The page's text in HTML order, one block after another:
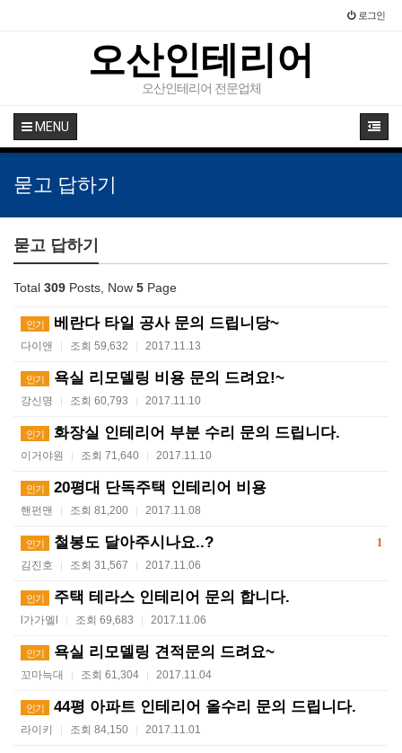
로그인
오산인테리어
오산인테리어 전문업체
MENU
묻고 답하기
묻고 답하기
Total 309 Posts, Now 5 Page
인기 베란다 타일 공사 문의 드립니당~
다이앤 | 조회 59,632 | 2017.11.13
인기 욕실 리모델링 비용 문의 드려요!~
강신명 | 조회 60,793 | 2017.11.10
인기 화장실 인테리어 부분 수리 문의 드립니다.
이거야원 | 조회 71,640 | 2017.11.10
인기 20평대 단독주택 인테리어 비용
핸펀맨 | 조회 81,200 | 2017.11.08
1
인기 철봉도 달아주시나요..?
김진호 | 조회 31,567 | 2017.11.06
인기 주택 테라스 인테리어 문의 합니다.
l가가멜l | 조회 69,683 | 2017.11.06
인기 욕실 리모델링 견적문의 드려요~
꼬마늑대 | 조회 61,304 | 2017.11.04
인기 44평 아파트 인테리어 올수리 문의 드립니다.
라이키 | 조회 84,150 | 2017.11.01